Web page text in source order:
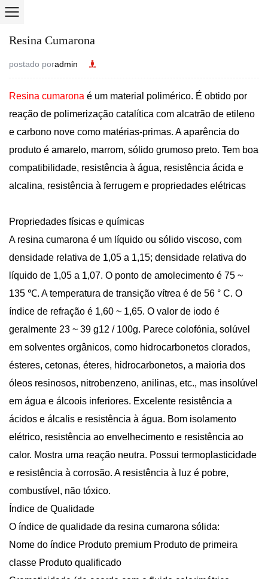
Resina Cumarona
postado poradmin
Resina cumarona é um material polimérico. É obtido por
reação de polimerização catalítica com alcatrão de etileno
e carbono nove como matérias-primas. A aparência do
produto é amarelo, marrom, sólido grumoso preto. Tem boa
compatibilidade, resistência à água, resistência ácida e
alcalina, resistência à ferrugem e propriedades elétricas
Propriedades físicas e químicas
A resina cumarona é um líquido ou sólido viscoso, com
densidade relativa de 1,05 a 1,15; densidade relativa do
líquido de 1,05 a 1,07. O ponto de amolecimento é 75 ~
135 ℃. A temperatura de transição vítrea é de 56 ° C. O
índice de refração é 1,60 ~ 1,65. O valor de iodo é
geralmente 23 ~ 39 g12 / 100g. Parece colofónia, solúvel
em solventes orgânicos, como hidrocarbonetos clorados,
ésteres, cetonas, éteres, hidrocarbonetos, a maioria dos
óleos resinosos, nitrobenzeno, anilinas, etc., mas insolúvel
em água e álcoois inferiores. Excelente resistência a
ácidos e álcalis e resistência à água. Bom isolamento
elétrico, resistência ao envelhecimento e resistência ao
calor. Mostra uma reação neutra. Possui termoplasticidade
e resistência à corrosão. A resistência à luz é pobre,
combustível, não tóxico.
Índice de Qualidade
O índice de qualidade da resina cumarona sólida:
Nome do índice Produto premium Produto de primeira
classe Produto qualificado